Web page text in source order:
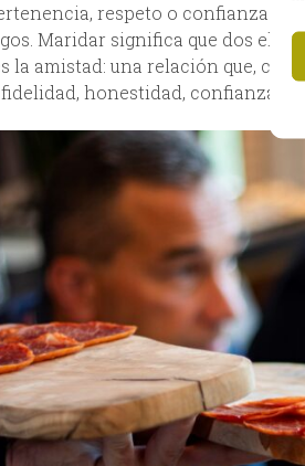
respeto o confianza.
Maridar significa que dos
la amistad: una relación que,
honestidad, confianza…